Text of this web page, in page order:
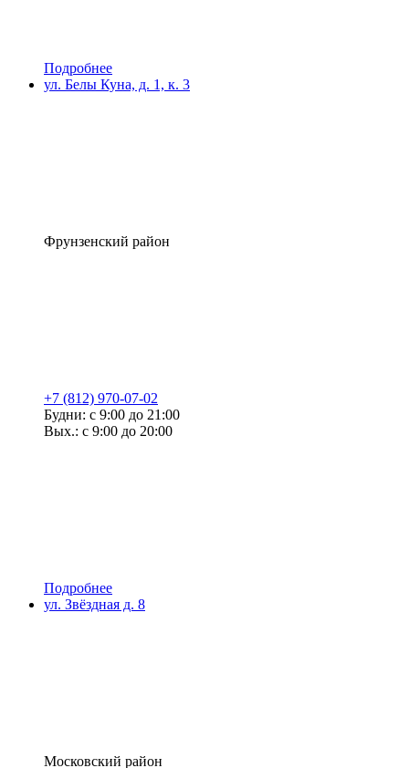
Подробнее
ул. Белы Куна, д. 1, к. 3
Фрунзенский район
+7 (812) 970-07-02
Будни: с 9:00 до 21:00
Вых.: с 9:00 до 20:00
Подробнее
ул. Звёздная д. 8
Московский район